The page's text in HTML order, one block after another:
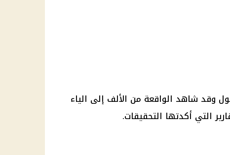
وقد شاهد الواقعة من الألف إلى الياء
التي أكدتها التحقيقات.